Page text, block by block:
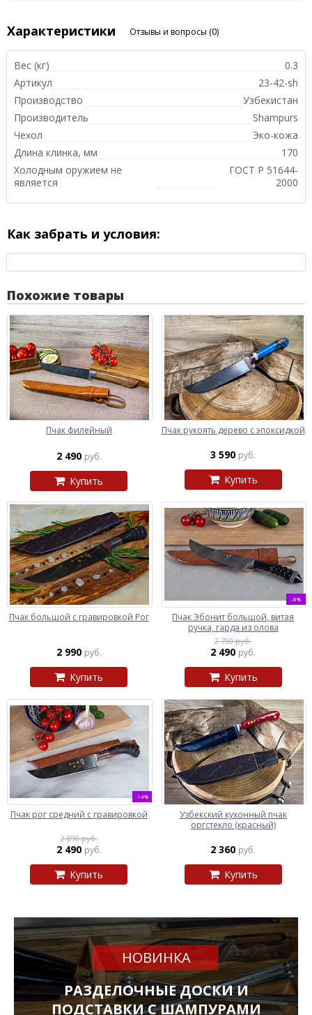
Характеристики Отзывы и вопросы (0)
Вес (кг)
0.3
Артикул
23-42-sh
Производство
Узбекистан
Производитель
Shampurs
Чехол
Эко-кожа
Длина клинка, мм
170
Холодным оружием не
является
ГОСТ Р 51644-
2000
Как забрать и условия:
Похожие товары
Пчак филейный
2 490 руб.
Купить
Пчак рукоять дерево с эпоксидкой
3 590 руб.
Купить
Пчак большой с гравировкой Рог
2 990 руб.
Купить
-8%
Пчак Эбонит большой, витая
ручка, гарда из олова
2 700 руб.
2 490 руб.
Купить
-14%
Пчак рог средний с гравировкой
2 890 руб.
2 490 руб.
Купить
Узбекский кухонный пчак
оргстекло (красный)
2 360 руб.
Купить
НОВИНКА
РАЗДЕЛОЧНЫЕ ДОСКИ И
ПОДСТАВКИ С ШАМПУРАМИ